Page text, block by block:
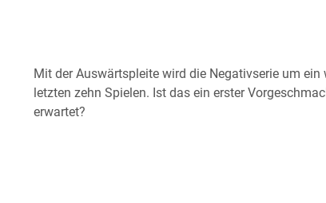
Mit der Auswärtspleite wird die Negativserie um
letzten zehn Spielen. Ist das ein erster
erwartet?